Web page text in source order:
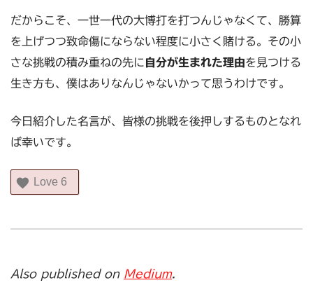
だからこそ、一世一代の大博打を打つんじゃなくて、勝算
を上げつつ致命傷にならない程度に小さく賭ける。その小
さな挑戦の積み重ねの先に 自分が生まれた理由を見つける
生き方も、僕はありなんじゃないかって思うわけです。
今日紹介した名言が、皆様の挑戦を後押しするものとなれ
ば幸いです。
Love 6
Also published on Medium.